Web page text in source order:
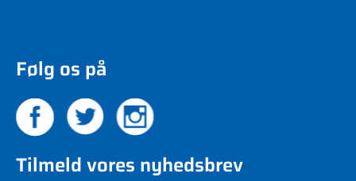
Følg os på
Tilmeld vores nyhedsbrev